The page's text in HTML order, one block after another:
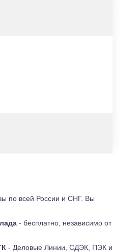
по всей России и СНГ. Вы
- бесплатно, независимо от
- Деловые Линии, СДЭК, ПЭК и